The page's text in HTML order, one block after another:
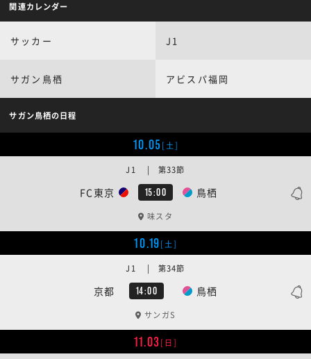
関連カレンダー
サッカー J1
サガン鳥栖 アビスパ福岡
サガン鳥栖の日程
10.05[土]
FC東京 15:00 鳥栖
J1 | 第33節
味スタ
10.19[土]
京都 14:00 鳥栖
J1 | 第34節
サンガS
11.03[日]